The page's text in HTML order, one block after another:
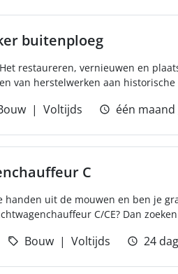
buitenploeg
restaureren, vernieuwen en
van herstelwerken aan historische
Voltijds één
C
handen uit de mouwen en ben je
C/CE? Dan
Bouw Voltijds 24